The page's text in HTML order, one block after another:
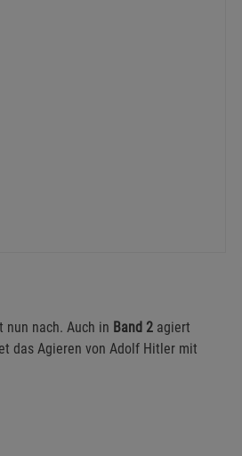
nun nach. Auch in Band 2 agiert
das Agieren von Adolf Hitler mit